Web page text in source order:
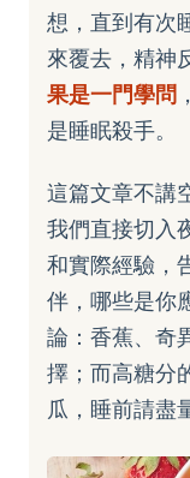
想，直到有次
來覆去，精神
果是一門學問
是睡眠殺手。
這篇文章不講
我們直接切入
和實際經驗，
伴，哪些是你
論：香蕉、奇
擇；而高糖分
瓜，睡前請盡